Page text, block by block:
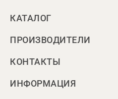
КАТАЛОГ
ПРОИЗВОДИТЕЛИ
КОНТАКТЫ
ИНФОРМАЦИЯ